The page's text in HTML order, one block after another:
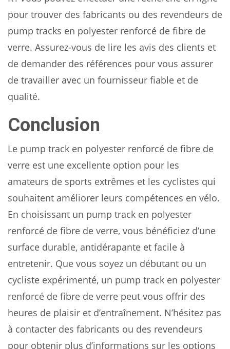
pour trouver des fabricants ou des revendeurs de
pump tracks en polyester renforcé de fibre de
verre. Assurez-vous de lire les avis des clients et
de demander des références pour vous assurer
de travailler avec un fournisseur fiable et de
qualité.
Conclusion
Le pump track en polyester renforcé de fibre de
verre est une excellente option pour les
amateurs de sports extrêmes et les cyclistes qui
souhaitent améliorer leurs compétences en vélo.
En choisissant un pump track en polyester
renforcé de fibre de verre, vous bénéficiez d’une
surface durable, antidérapante et facile à
entretenir. Que vous soyez un débutant ou un
cycliste expérimenté, un pump track en polyester
renforcé de fibre de verre peut vous offrir des
heures de plaisir et d’entraînement. N’hésitez pas
à contacter des fabricants ou des revendeurs
pour obtenir plus d’informations sur les options